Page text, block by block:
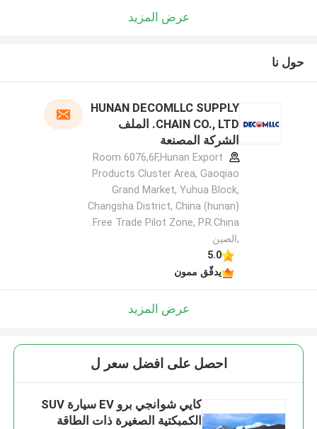
عرض المزيد
حول نا
HUNAN DECOMLLC SUPPLY
CHAIN CO., LTD. الملف
الشركة المصنعة
Room 6076,6F,Hunan Export
Products Cluster Area, Gaoqiao
Grand Market, Yuhua Block,
Changsha District, China (hunan)
,الصين
5.0
يدقّق ممون
عرض المزيد
احصل على افضل سعر ل
كايي شوانجي برو EV سيارة SUV
الكمبكتية الصغيرة ذات الطاقة